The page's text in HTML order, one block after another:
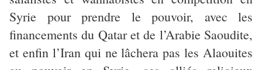
Syrie pour prendre le pouvoir, avec les
financements du Qatar et de l’Arabie Saoudite,
et enfin l’Iran qui ne lâchera pas les Alaouites